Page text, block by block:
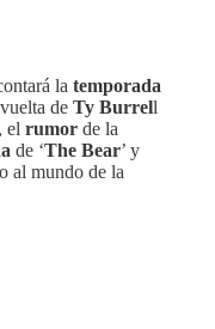
la temporada
de Ty Burrell
, el rumor de la
de ‘The Bear’ y
al mundo de la